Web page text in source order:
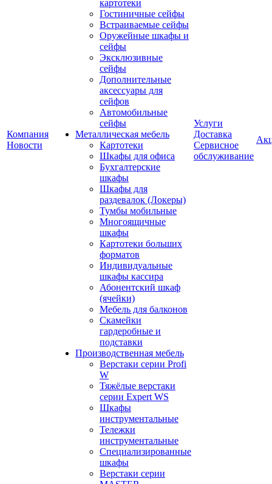
Компания
Новости
картотеки
Гостиничные сейфы
Встраиваемые сейфы
Оружейные шкафы и
сейфы
Эксклюзивные
сейфы
Дополнительные
аксессуары для
сейфов
Автомобильные
сейфы
Металлическая мебель
Картотеки
Шкафы для офиса
Бухгалтерские
шкафы
Шкафы для
раздевалок (Локеры)
Тумбы мобильные
Многоящичные
шкафы
Картотеки больших
форматов
Индивидуальные
шкафы кассира
Абонентский шкаф
(ячейки)
Мебель для балконов
Скамейки
гардеробные и
подставки
Производственная мебель
Верстаки серии Profi
W
Тяжёлые верстаки
серии Expert WS
Шкафы
инструментальные
Тележки
инструментальные
Cпециализированные
шкафы
Верстаки серии
Услуги
Доставка
Сервисное
обслуживание